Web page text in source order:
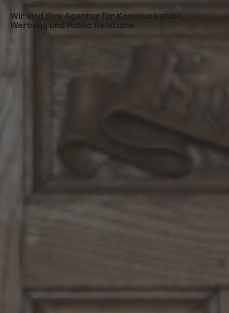
Wir sind Ihre Agentur für Kommunikation,
Werbung und Public Relations